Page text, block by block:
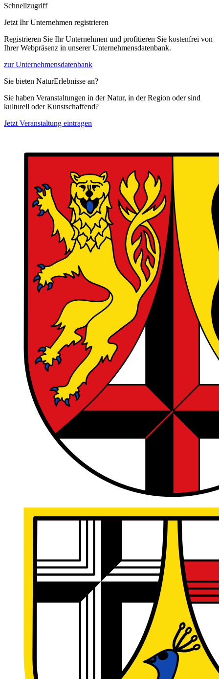
Schnellzugriff
Jetzt Ihr Unternehmen registrieren
Registrieren Sie Ihr Unternehmen und profitieren Sie kostenfrei von
Ihrer Webpräsenz in unserer Unternehmensdatenbank.
zur Unternehmensdatenbank
Sie bieten NaturErlebnisse an?
Sie haben Veranstaltungen in der Natur, in der Region oder sind
kulturell oder Kunstschaffend?
Jetzt Veranstaltung eintragen